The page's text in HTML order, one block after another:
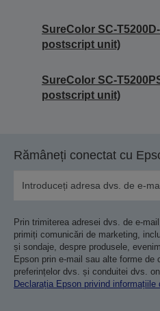
SureColor SC-
postscript unit)
SureColor SC-
postscript unit)
Rămâneți conectat cu
Prin trimiterea adresei dvs. de e-
primiți comunicări de marketing,
și sondaje, despre produsele,
Epson prin e-mail sau alte forme de
preferințelor dvs. și conduitei dvs.
Declarația Epson privind informațiile